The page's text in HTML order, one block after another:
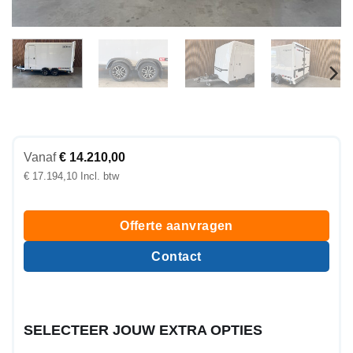
Vanaf€ 14.210,00
€ 17.194,10
Offerte aanvragen
Contact
SELECTEER JOUW EXTRA OPTIES